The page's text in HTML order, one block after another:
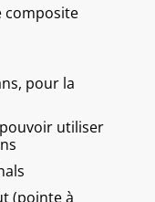
composite
pour la
utiliser
(pointe à